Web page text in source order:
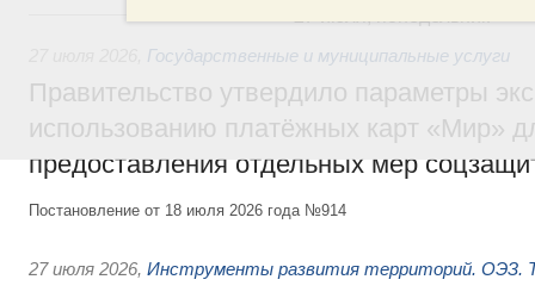
27 июля, понедельник
Государственные и муниципальные услуги
Правительство утвердило параметры
использованию платёжных карт «Мир»
предоставления отдельных мер
Постановление от 18 июля 2026 года №914
27 июля 2026, Инструменты развития территорий. ОЭЗ.